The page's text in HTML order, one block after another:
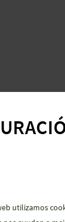
utilizamos